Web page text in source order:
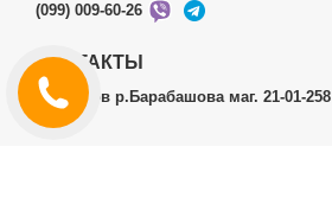
(099) 009-60-26
КОНТАКТЫ
г.Харьков р.Барабашова маг. 21-01-258